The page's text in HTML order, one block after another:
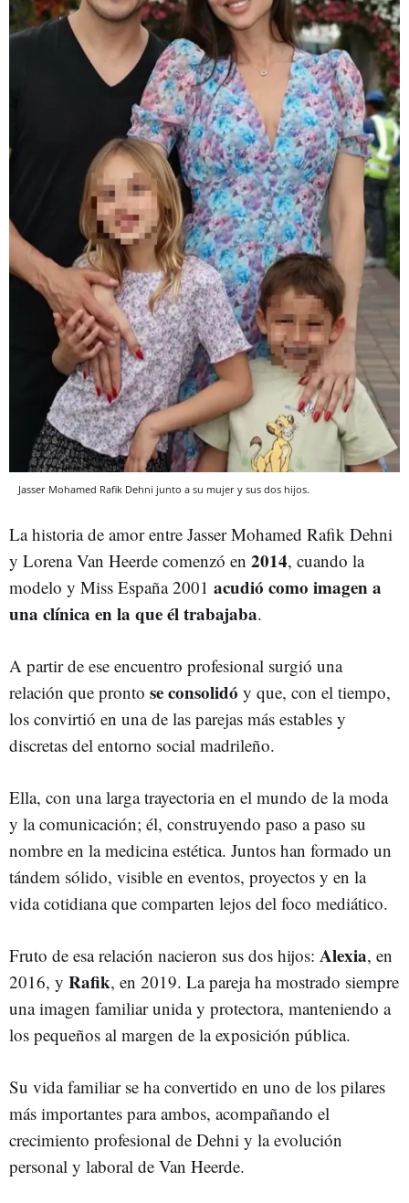
Jasser Mohamed Rafik Dehni junto a su mujer y sus dos hijos.
La historia de amor entre Jasser Mohamed Rafik Dehni
y Lorena Van Heerde comenzó en 2014, cuando la
modelo y Miss España 2001 acudió como imagen a
una clínica en la que él trabajaba.
A partir de ese encuentro profesional surgió una
relación que pronto se consolidó y que, con el tiempo,
los convirtió en una de las parejas más estables y
discretas del entorno social madrileño.
Ella, con una larga trayectoria en el mundo de la moda
y la comunicación; él, construyendo paso a paso su
nombre en la medicina estética. Juntos han formado un
tándem sólido, visible en eventos, proyectos y en la
vida cotidiana que comparten lejos del foco mediático.
Fruto de esa relación nacieron sus dos hijos: Alexia, en
2016, y Rafik, en 2019. La pareja ha mostrado siempre
una imagen familiar unida y protectora, manteniendo a
los pequeños al margen de la exposición pública.
Su vida familiar se ha convertido en uno de los pilares
más importantes para ambos, acompañando el
crecimiento profesional de Dehni y la evolución
personal y laboral de Van Heerde.